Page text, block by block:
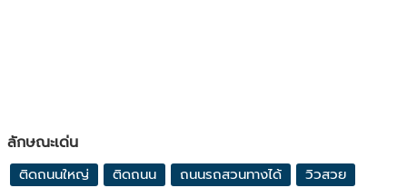
ลักษณะเด่น
ติดถนนใหญ่ ติดถนน ถนนรถสวนทางได้ วิวสวย